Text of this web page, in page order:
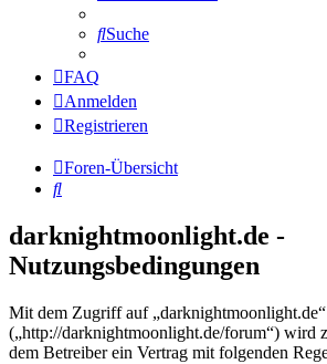
Suche
FAQ
Anmelden
Registrieren
Foren-Übersicht
Suche
darknightmoonlight.de -
Nutzungsbedingungen
Mit dem Zugriff auf „darknightmoonlight.de“
(„http://darknightmoonlight.de/forum“) wird
dem Betreiber ein Vertrag mit folgenden